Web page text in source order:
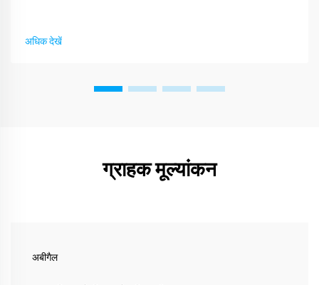
अधिक देखें
ग्राहक मूल्यांकन
अबीगैल